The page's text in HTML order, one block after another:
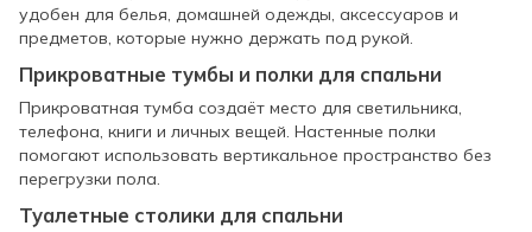
удобен для белья, домашней одежды, аксессуаров и
предметов, которые нужно держать под рукой.
Прикроватные тумбы и полки для спальни
Прикроватная тумба создаёт место для светильника,
телефона, книги и личных вещей. Настенные полки
помогают использовать вертикальное пространство без
перегрузки пола.
Туалетные столики для спальни